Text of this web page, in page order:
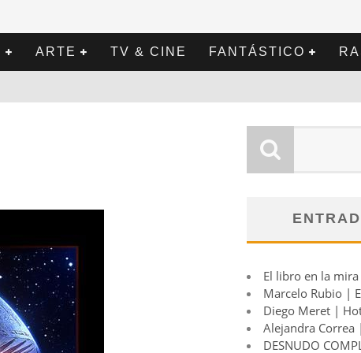
ARTE TV & CINE FANTÁSTICO
El libro en la
Marcelo Rubio |
Diego Meret |
Alejandra Correa
DESNUDO